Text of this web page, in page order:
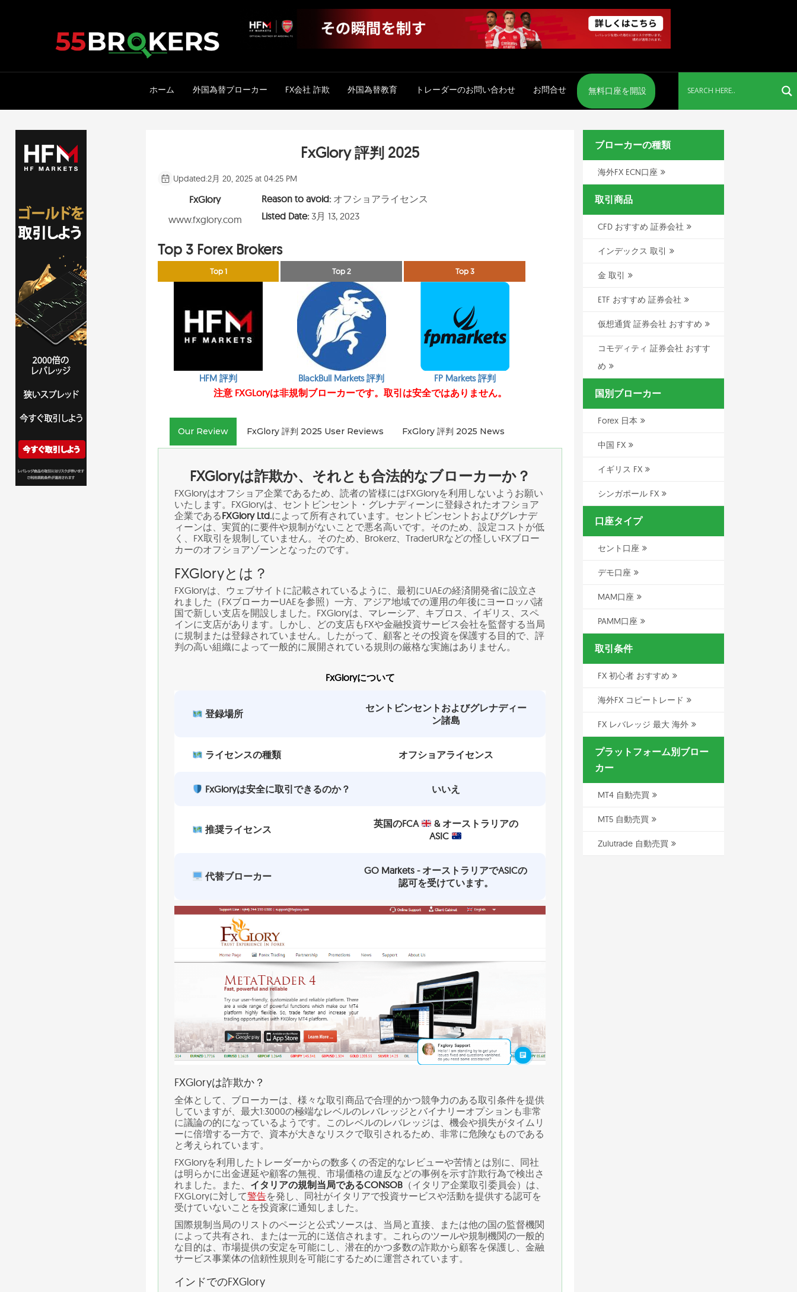
ホーム 外国為替ブローカー FX会社 詐欺 外国為替教育 トレーダーのお問い合わせ お問合せ 無料口座を開設
FxGlory 評判 2025
Updated:2月 20, 2025 at 04:25 PM
FxGlory
www.fxglory.com
Reason to avoid:オフショアライセンス
Listed Date:3月 13, 2023
Top 3 Forex Brokers
Top 1
HFM 評判
Top 2
BlackBull Markets 評判
Top 3
FP Markets 評判
注意 FXGLoryは非規制ブローカーです。取引は安全ではありません。
Our Review FxGlory 評判 2025 User Reviews FxGlory 評判 2025 News
FXGloryは詐欺か、それとも合法的なブローカーか？
FXGloryはオフショア企業であるため、読者の皆様にはFXGloryを利用しないようお願い
いたします。FXGloryは、セントビンセント・グレナディーンに登録されたオフショア
企業であるFXGlory Ltd.によって所有されています。セントビンセントおよびグレナデ
ィーンは、実質的に要件や規制がないことで悪名高いです。そのため、設定コストが低
く、FX取引を規制していません。そのため、Brokerz、TraderURなどの怪しいFXブロー
カーのオフショアゾーンとなったのです。
FXGloryとは？
FXGloryは、ウェブサイトに記載されているように、最初にUAEの経済開発省に設立さ
れました（FXブローカーUAEを参照）一方、アジア地域での運用の年後にヨーロッパ諸
国で新しい支店を開設しました。FXGloryは、マレーシア、キプロス、イギリス、スペ
インに支店があります。しかし、どの支店もFXや金融投資サービス会社を監督する当局
に規制または登録されていません。したがって、顧客とその投資を保護する目的で、評
判の高い組織によって一般的に展開されている規則の厳格な実施はありません。
FxGloryについて
登録場所
セントビンセントおよびグレナディー
ン諸島
ライセンスの種類 オフショアライセンス
FxGloryは安全に取引できるのか？ いいえ
推奨ライセンス 英国のFCA
& オーストラリアの
ASIC
代替ブローカー
GO Markets - オーストラリアでASICの
認可を受けています。
FXGloryは詐欺か？
全体として、ブローカーは、様々な取引商品で合理的かつ競争力のある取引条件を提供
していますが、最大1:3000の極端なレベルのレバレッジとバイナリーオプションも非常
に議論の的になっているようです。このレベルのレバレッジは、機会や損失がタイムリ
ーに倍増する一方で、資本が大きなリスクで取引されるため、非常に危険なものである
と考えられています。
FXGloryを利用したトレーダーからの数多くの否定的なレビューや苦情とは別に、同社
は明らかに出金遅延や顧客の無視、市場価格の違反などの事例を示す詐欺行為で検出さ
れました。また、 イタリアの規制当局であるCONSOB（イタリア企業取引委員会）は、
FXGLoryに対して警告を発し、同社がイタリアで投資サービスや活動を提供する認可を
受けていないことを投資家に通知しました。
国際規制当局のリストのページと公式ソースは、当局と直接、または他の国の監督機関
によって共有され、または一元的に送信されます。これらのツールや規制機関の一般的
な目的は、市場提供の安定を可能にし、潜在的かつ多数の詐欺から顧客を保護し、金融
サービス事業体の信頼性規則を可能にするために運営されています。
インドでのFXGlory
ブローカーの種類
海外FX ECN口座
取引商品
CFD おすすめ 証券会社
インデックス 取引
金 取引
ETF おすすめ 証券会社
仮想通貨 証券会社 おすすめ
コモディティ 証券会社 おすす
め
国別ブローカー
Forex 日本
中国 FX
イギリス FX
シンガポール FX
口座タイプ
セント口座
デモ口座
MAM口座
PAMM口座
取引条件
FX 初心者 おすすめ
海外FX コピートレード
FX レバレッジ 最大 海外
プラットフォーム別ブロー
カー
MT4 自動売買
MT5 自動売買
Zulutrade 自動売買